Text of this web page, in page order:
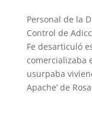
Personal de la
Control de
Fe desarticuló
comercializaba
usurpaba
Apache’ de